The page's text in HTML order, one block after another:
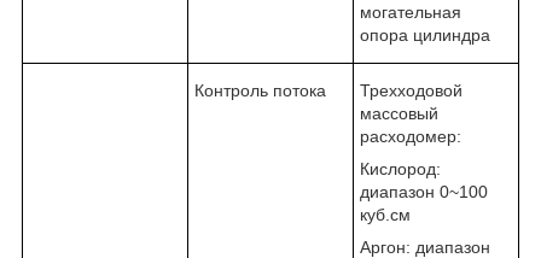
могательная
опора цилиндра
Контроль потока
Трехходовой
массовый
расходомер:
Кислород:
диапазон 0~100
куб.см
Аргон: диапазон